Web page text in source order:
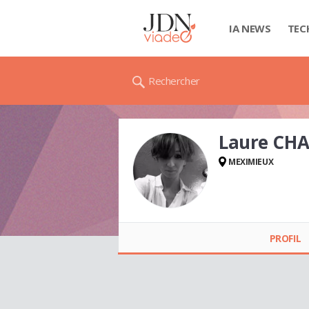
IA NEWS
Rechercher
Laure
MEXIMIEUX
PROFIL